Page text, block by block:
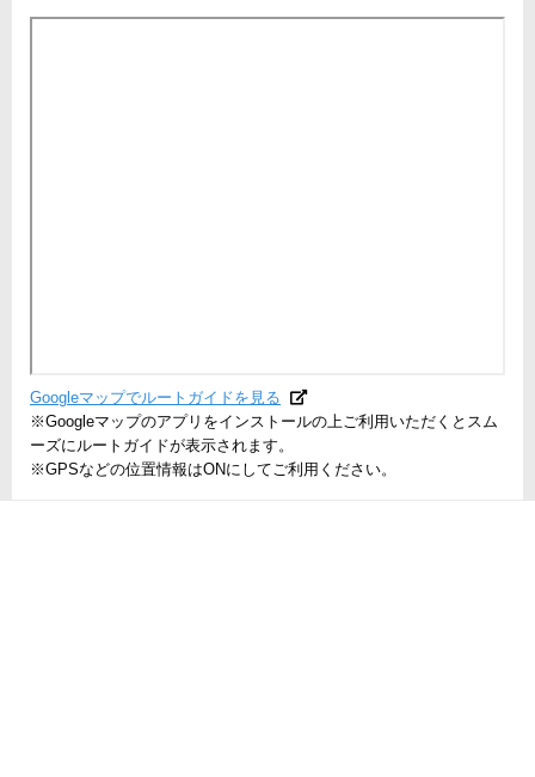
Googleマップでルートガイドを見る
※Googleマップのアプリをインストールの上ご利用いただくとスム
ーズにルートガイドが表示されます。
※GPSなどの位置情報はONにしてご利用ください。